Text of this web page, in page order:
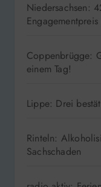
Niedersachsen:
Coppenbrügge:
einem Tag!
Lippe: Drei
Rinteln:
Sachschaden